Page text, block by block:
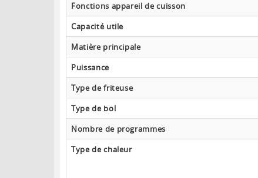
Fonctions appareil de cuisson
Capacité utile
Matière principale
Puissance
Type de friteuse
Type de bol
Nombre de programmes
Type de chaleur